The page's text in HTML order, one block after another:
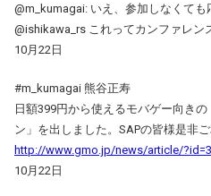
@m_kumagai: いえ、参加しなくて
@ishikawa_rs これってカンファレン
10月22日
#m_kumagai 熊谷正寿
日額399円から使えるモバゲー向き
ン」を出しました。SAPの皆様是非
http://www.gmo.jp/news/article/
10月22日